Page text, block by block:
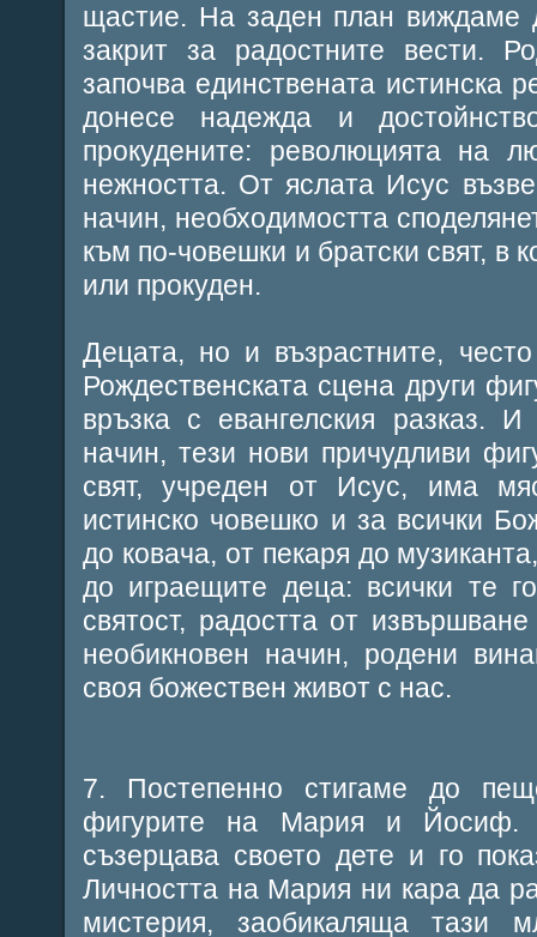
щастие. На заден план виждаме
закрит за радостните вести.
започва единствената истинска
донесе надежда и
прокудените: революцията на
нежността. От яслата Исус
начин, необходимостта
към по-човешки и братски свят, в
или прокуден.
Децата, но и възрастните,
Рождественската сцена други
връзка с евангелския разказ.
начин, тези нови причудливи
свят, учреден от Исус, има
истинско човешко и за всички
до ковача, от пекаря до
до играещите деца: всички те
святост, радостта от
необикновен начин, родени
своя божествен живот с нас.
7. Постепенно стигаме до
фигурите на Мария и Йосиф.
съзерцава своето дете и го
Личността на Мария ни кара да
мистерия, заобикаляща тази